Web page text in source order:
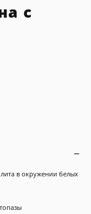
с
в окружении белых